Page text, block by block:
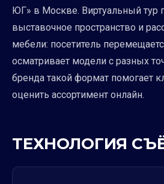
ЮГ» в Москве. Виртуальный тур
выставочное пространство и
мебели: посетитель
осматривает модели с разных
бренда такой формат помогает
оценить ассортимент онлайн.
ТЕХНОЛОГИЯ